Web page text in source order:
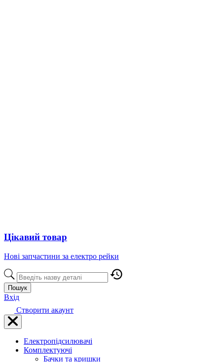
Цікавий товар
Нові запчастини за електро рейки
Пошук
Вхід
Створити акаунт
Електропідсилювачі
Комплектуючі
Бачки та кришки